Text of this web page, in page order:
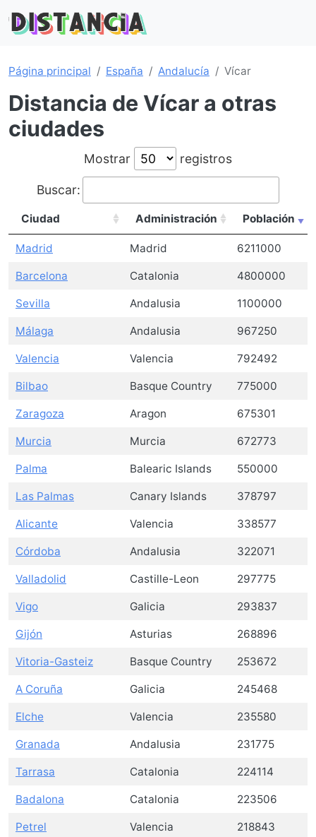
Página principal España Andalucía Vícar
Distancia de Vícar a otras
ciudades
Mostrar registros
Buscar:
Ciudad Administración Población
Madrid Madrid 6211000
Barcelona Catalonia 4800000
Sevilla Andalusia 1100000
Málaga Andalusia 967250
Valencia Valencia 792492
Bilbao Basque Country 775000
Zaragoza Aragon 675301
Murcia Murcia 672773
Palma Balearic Islands 550000
Las Palmas Canary Islands 378797
Alicante Valencia 338577
Córdoba Andalusia 322071
Valladolid Castille-Leon 297775
Vigo Galicia 293837
Gijón Asturias 268896
Vitoria-Gasteiz Basque Country 253672
A Coruña Galicia 245468
Elche Valencia 235580
Granada Andalusia 231775
Tarrasa Catalonia 224114
Badalona Catalonia 223506
Petrel Valencia 218843